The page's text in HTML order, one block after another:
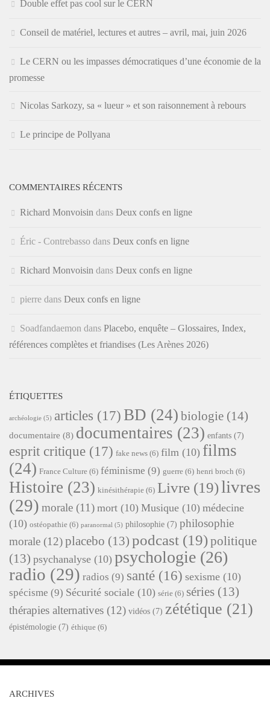
Double effet pas cool sur le CERN
Conseil de matériel, lectures et autres – avril, mai, juin 2026
Le CERN ou les impasses démocratiques d’une économie de la
promesse
Nicolas Sarkozy, sa « lueur » et son raisonnement à rebours
Le principe de Pollyana
COMMENTAIRES RÉCENTS
Richard Monvoisin dans Deux confs en ligne
Éric - Contrebasso dans Deux confs en ligne
Richard Monvoisin dans Deux confs en ligne
pierre dans Deux confs en ligne
Soadfandaemon dans Placebo, enquête – Glossaires, Index,
références complètes et friandises (Les Arènes 2026)
ÉTIQUETTES
archéologie (5) articles (17) BD (24) biologie (14)
documentaire (8) documentaires (23) enfants (7)
esprit critique (17) fake news (6) film (10) films
(24) France Culture (6) féminisme (9) guerre (6) henri broch (6)
Histoire (23) kinésithérapie (6) Livre (19)livres
(29) morale (11) mort (10) Musique (10) médecine
(10) ostéopathie (6) paranormal (5) philosophie (7) philosophie
morale (12)placebo (13) podcast (19)politique
(13) psychanalyse (10) psychologie (26)
radio (29) radios (9) santé (16) sexisme (10)
spécisme (9) Sécurité sociale (10) série (6) séries (13)
thérapies alternatives (12) vidéos (7) zététique (21)
épistémologie (7) éthique (6)
ARCHIVES